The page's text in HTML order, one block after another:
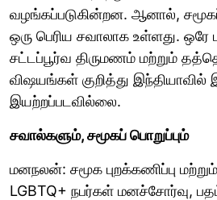
வழங்கப்படுகின்றன. ஆனால்,
ஒரு பெரிய சவாலாக உள்ளது. ஒரே
சட்டப்பூர்வ திருமணம் மற்றும்
விஷயங்கள் குறித்து
இயற்றப்படவில்லை.
சவால்களும், சமூகப் பொறுப்பும்
மனநலன்: சமூக புறக்கணிப்பு
LGBTQ+ நபர்கள் மனச்சோர்வு,